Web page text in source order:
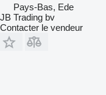
Pays-Bas, Ede
JB Trading bv
Contacter le vendeur